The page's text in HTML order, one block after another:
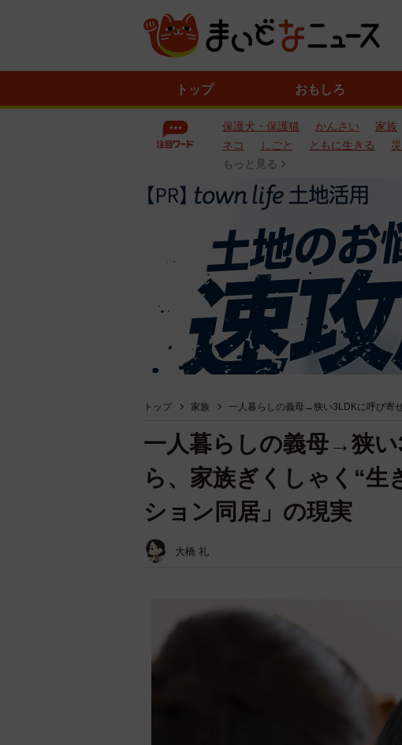
トップ おもしろ
保護犬・保護猫 かんさい 家族
ネコ
しごと ともに生きる
もっと見る
トップ 家族 一人暮らしの義母→狭い3LDKに呼び寄
一人暮らしの義母→狭
ら、家族ぎくしゃく“
ション同居」の現実
大橋 礼